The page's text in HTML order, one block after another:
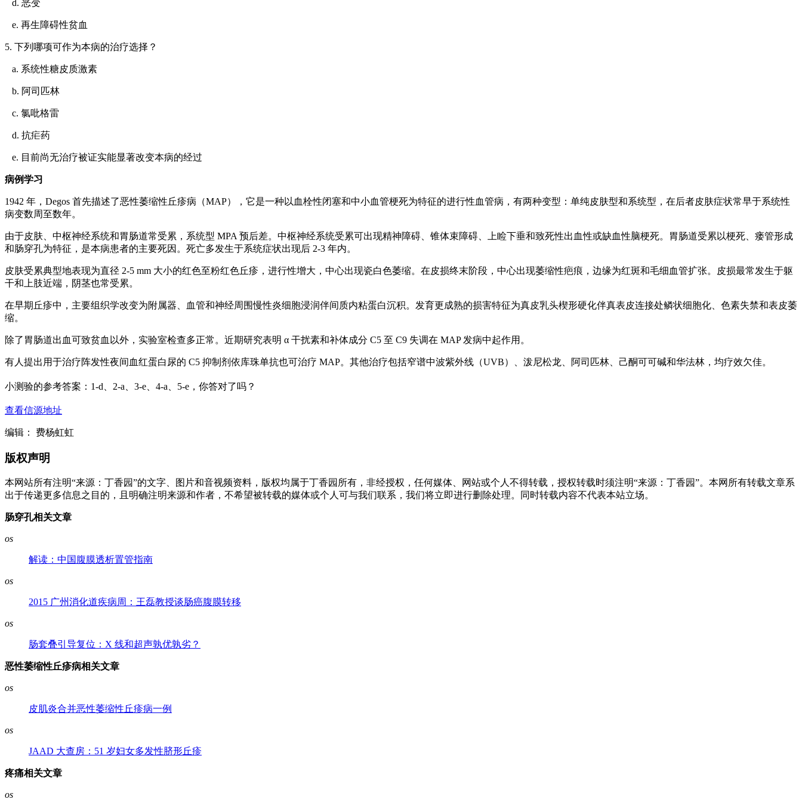
d. 恶变
e. 再生障碍性贫血
5. 下列哪项可作为本病的治疗选择？
a. 系统性糖皮质激素
b. 阿司匹林
c. 氯吡格雷
d. 抗疟药
e. 目前尚无治疗被证实能显著改变本病的经过
病例学习
1942 年，Degos 首先描述了恶性萎缩性丘疹病（MAP），它是一种以血栓性闭塞和中小血管梗死为特征的进行性血管病，有两种变型：单纯皮肤型和系统型，在后者皮肤症状常早于系统性
病变数周至数年。
由于皮肤、中枢神经系统和胃肠道常受累，系统型 MPA 预后差。中枢神经系统受累可出现精神障碍、锥体束障碍、上睑下垂和致死性出血性或缺血性脑梗死。胃肠道受累以梗死、瘘管形成
和肠穿孔为特征，是本病患者的主要死因。死亡多发生于系统症状出现后 2-3 年内。
皮肤受累典型地表现为直径 2-5 mm 大小的红色至粉红色丘疹，进行性增大，中心出现瓷白色萎缩。在皮损终末阶段，中心出现萎缩性疤痕，边缘为红斑和毛细血管扩张。皮损最常发生于躯
干和上肢近端，阴茎也常受累。
在早期丘疹中，主要组织学改变为附属器、血管和神经周围慢性炎细胞浸润伴间质内粘蛋白沉积。发育更成熟的损害特征为真皮乳头楔形硬化伴真表皮连接处鳞状细胞化、色素失禁和表皮萎
缩。
除了胃肠道出血可致贫血以外，实验室检查多正常。近期研究表明 α 干扰素和补体成分 C5 至 C9 失调在 MAP 发病中起作用。
有人提出用于治疗阵发性夜间血红蛋白尿的 C5 抑制剂依库珠单抗也可治疗 MAP。其他治疗包括窄谱中波紫外线（UVB）、泼尼松龙、阿司匹林、己酮可可碱和华法林，均疗效欠佳。
小测验的参考答案： 1-d 2-a 3-e 4-a 5-e ，你答对了吗？
查看信源地址
编辑： 费杨虹虹
版权声明
本网站所有注明“来源：丁香园”的文字、图片和音视频资料，版权均属于丁香园所有，非经授权，任何媒体、网站或个人不得转载，授权转载时须注明“来源：丁香园”。本网所有转载文章系
出于传递更多信息之目的，且明确注明来源和作者，不希望被转载的媒体或个人可与我们联系，我们将立即进行删除处理。同时转载内容不代表本站立场。
肠穿孔相关文章
os
解读：中国腹膜透析置管指南
os
2015 广州消化道疾病周：王磊教授谈肠癌腹膜转移
os
肠套叠引导复位：X 线和超声孰优孰劣？
恶性萎缩性丘疹病相关文章
os
皮肌炎合并恶性萎缩性丘疹病一例
os
JAAD 大查房：51 岁妇女多发性脐形丘疹
疼痛相关文章
os